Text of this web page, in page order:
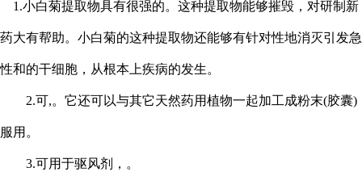
1.小白菊提取物具有很强的。这种提取物能够摧毁，对研制新
药大有帮助。小白菊的这种提取物还能够有针对性地消灭引发急
性和的干细胞，从根本上疾病的发生。
2.可,。它还可以与其它天然药用植物一起加工成粉末(胶囊)
服用。
3.可用于驱风剂，。